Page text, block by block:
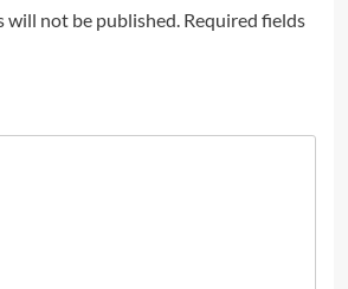
will not be published. Required fields